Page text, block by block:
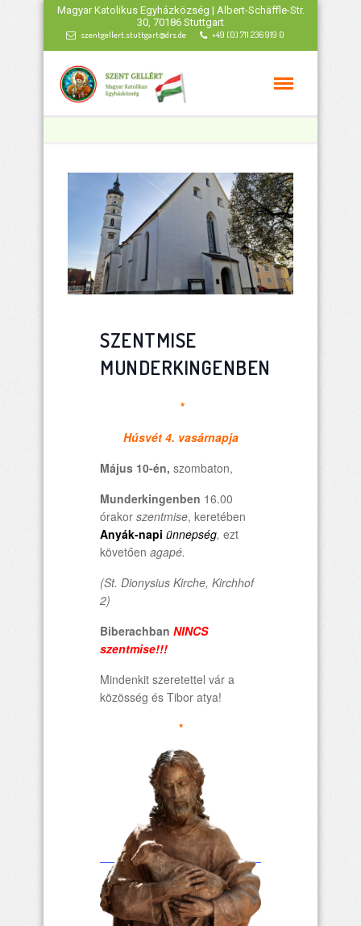
Magyar Katolikus Egyházközség | Albert-Schäffle-Str.
30, 70186 Stuttgart
szentgellert.stuttgart@drs.de +49 (0) 711 236 919 0
SZENTMISE
MUNDERKINGENBEN
*
Húsvét 4. vasárnapja
Május 10-én, szombaton,
Munderkingenben 16.00
órakor szentmise, keretében
Anyák-napi ünnepség, ezt
követően agapé.
(St. Dionysius Kirche, Kirchhof
2)
Biberachban NINCS
szentmise!!!
Mindenkit szeretettel vár a
közösség és Tibor atya!
*